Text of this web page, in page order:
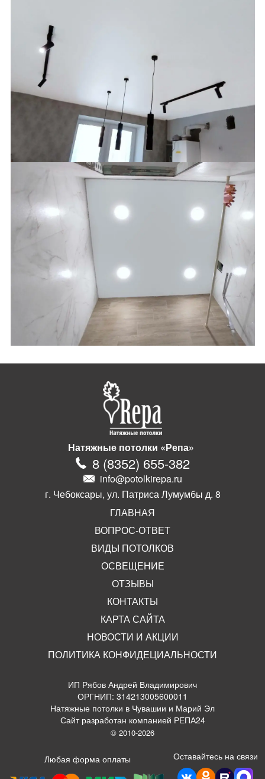
Натяжные потолки «Репа»
8 (8352) 655-382
info@potolkirepa.ru
г. Чебоксары, ул. Патриса Лумумбы д. 8
ГЛАВНАЯ
ВОПРОС-ОТВЕТ
ВИДЫ ПОТОЛКОВ
ОСВЕЩЕНИЕ
ОТЗЫВЫ
КОНТАКТЫ
КАРТА САЙТА
НОВОСТИ И АКЦИИ
ПОЛИТИКА КОНФИДЕЦИАЛЬНОСТИ
ИП Рябов Андрей Владимирович
ОРГНИП: 314213005600011
Натяжные потолки в Чувашии и Марий Эл
Сайт разработан компанией РЕПА24
© 2010-2026
Любая форма оплаты Оставайтесь на связи